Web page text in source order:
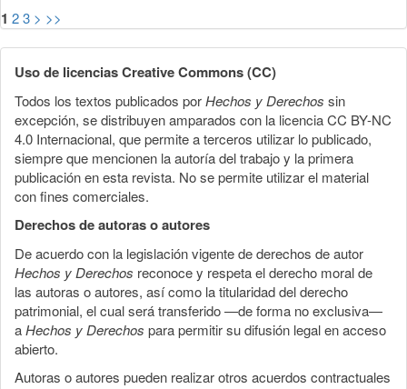
1 23 > >>
Uso de licencias Creative Commons (CC)
Todos los textos publicados porHechos y Derechos sin
excepción, se distribuyen amparados con la licencia CC BY-NC
4.0 Internacional, que permite a terceros utilizar lo publicado,
siempre que mencionen la autoría del trabajo y la primera
publicación en esta revista. No se permite utilizar el material
con fines comerciales.
Derechos de autoras o autores
De acuerdo con la legislación vigente de derechos de autor
Hechos y Derechos reconoce y respeta el derecho moral de
las autoras o autores, así como la titularidad del derecho
patrimonial, el cual será transferido —de forma no exclusiva—
aHechos y Derechos para permitir su difusión legal en acceso
abierto.
Autoras o autores pueden realizar otros acuerdos contractuales